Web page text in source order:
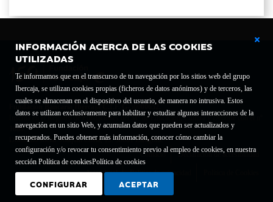
INFORMACIÓN ACERCA DE LAS COOKIES
UTILIZADAS
Te informamos que en el transcurso de tu navegación por los sitios web del grupo
Ibercaja, se utilizan cookies propias (ficheros de datos anónimos) y de terceros, las
cuales se almacenan en el dispositivo del usuario, de manera no intrusiva. Estos
datos se utilizan exclusivamente para habilitar y estudiar algunas interacciones de la
navegación en un sitio Web, y acumulan datos que pueden ser actualizados y
recuperados. Puedes obtener más información, conocer cómo cambiar la
configuración y/o revocar tu consentimiento previo al empleo de cookies, en nuestra
sección Política de cookiesPolítica de cookies
CONFIGURAR ACEPTAR
Fundación Bancaria Ibercaja C.I.F. G-50000652.
Inscrita en el Registro de Fundaciones del Mº de Educación, Cultura y Deporte con el nº
1689.
Domicilio social: Joaquín Costa, 13. 50001 Zaragoza.
Contacto
Declaración de accesibilidad
Aviso legal Política de privacidad